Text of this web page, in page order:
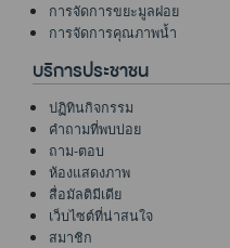
การจัดการขยะมูลฝอย
การจัดการคุณภาพน้ำ
บริการประชาชน
ปฏิทินกิจกรรม
คำถามที่พบบ่อย
ถาม-ตอบ
ห้องแสดงภาพ
สื่อมัลติมีเดีย
เว็บไซต์ที่น่าสนใจ
สมาชิก